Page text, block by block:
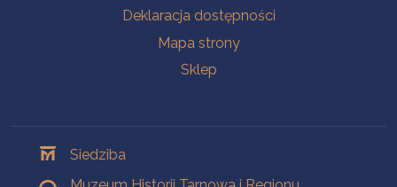
Deklaracja dostępności
Mapa strony
Sklep
Siedziba